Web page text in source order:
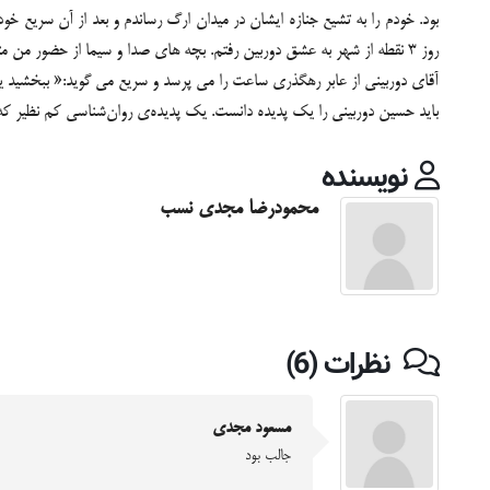
بود. خودم را به تشیع جنازه ایشان در میدان ارگ رساندم و بعد از آن سریع
روز 3 نقطه از شهر به عشق دوربین رفتم. بچه های صدا و سیما از حضور من متحیر شده بودند.»
آقای دوربینی از عابر رهگذری ساعت را می پرسد و سریع می گوید:«
باید حسين دوربينی را يك پديده دانست. يك پديده‌ی روان‌شناسی كم نظير
نویسنده
محمودرضا مجدی نسب
نظرات (6)
مسعود مجدی
جالب بود